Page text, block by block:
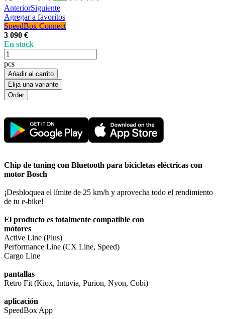
AnteriorSiguiente
Agregar a favoritos
SpeedBox Connect
3 090 €
En stock
pcs
Ańadir al carrito
Elija una variante
Chip de tuning con Bluetooth para bicicletas eléctricas con
motor Bosch
¡Desbloquea el límite de 25 km/h y aprovecha todo el rendimiento
de tu e-bike!
El producto es totalmente compatible con
motores
Active Line (Plus)
Performance Line (CX Line, Speed)
Cargo Line
pantallas
Retro Fit (Kiox, Intuvia, Purion, Nyon, Cobi)
aplicación
SpeedBox App